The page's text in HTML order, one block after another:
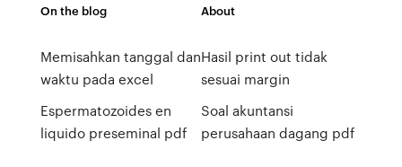
On the blog
Memisahkan tanggal dan
waktu pada excel
Espermatozoides en
liquido preseminal pdf
About
Hasil print out tidak
sesuai margin
Soal akuntansi
perusahaan dagang pdf